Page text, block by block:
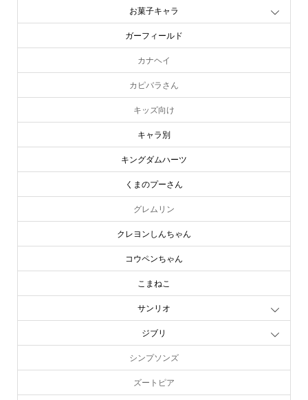
お菓子キャラ
ガーフィールド
カナヘイ
カピバラさん
キッズ向け
キャラ別
キングダムハーツ
くまのプーさん
グレムリン
クレヨンしんちゃん
コウペンちゃん
こまねこ
サンリオ
ジブリ
シンプソンズ
ズートピア